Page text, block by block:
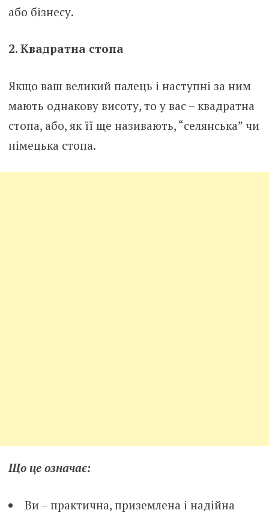
або бізнесу.
2. Квадратна стопа
Якщо ваш великий палець і наступні за ним
мають однакову висоту, то у вас – квадратна
стопа, або, як її ще називають, “селянська” чи
німецька стопа.
Що це означає:
Ви – практична, приземлена і надійна